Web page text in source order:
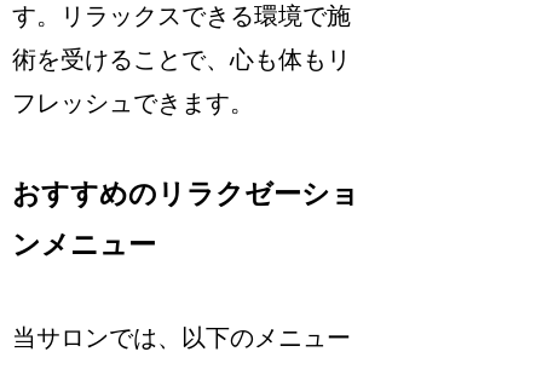
す。リラックスできる環境で施
術を受けることで、心も体もリ
フレッシュできます。
おすすめのリラクゼーショ
ンメニュー
当サロンでは、以下のメニュー